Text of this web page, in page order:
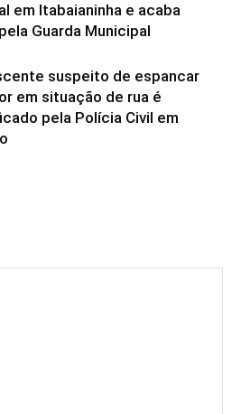
em Itabaianinha e acaba
Guarda Municipal
suspeito de espancar
em situação de rua é
pela Polícia Civil em